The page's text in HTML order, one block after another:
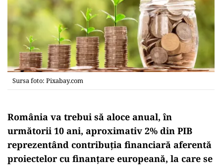
Sursa foto: Pixabay.com
România va trebui să aloce anual, în
următorii 10 ani, aproximativ 2% din PIB
reprezentând contribuţia financiară aferentă
proiectelor cu finanţare europeană, la care se